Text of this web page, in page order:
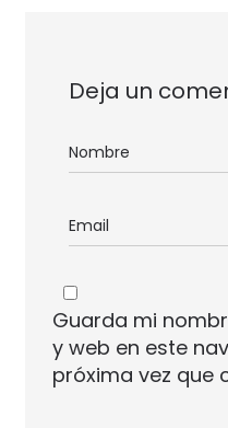
Deja un
Guarda mi
y web en este
próxima vez que